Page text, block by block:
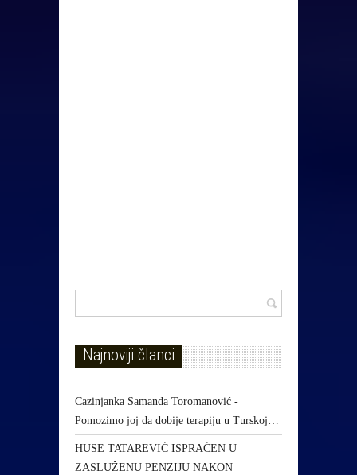
Najnoviji članci
Cazinjanka Samanda Toromanović -
Pomozimo joj da dobije terapiju u Turskoj…
HUSE TATAREVIĆ ISPRAĆEN U
ZASLUŽENU PENZIJU NAKON